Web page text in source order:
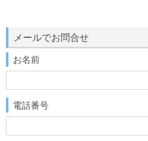
メールでお問合せ
お名前
電話番号